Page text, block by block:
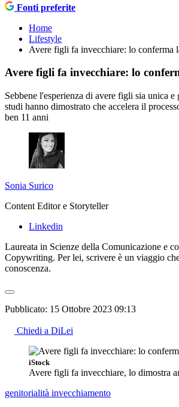
Fonti preferite
Home
Lifestyle
Avere figli fa invecchiare: lo conferma
Avere figli fa invecchiare: lo
Sebbene l'esperienza di avere figli sia unica e
studi hanno dimostrato che accelera il
ben 11 anni
Sonia Surico
Content Editor e Storyteller
Linkedin
Laureata in Scienze della Comunicazione e
Copywriting. Per lei, scrivere è un viaggio
conoscenza.
Pubblicato: 15 Ottobre 2023 09:13
Chiedi a DiLei
iStock
Avere figli fa invecchiare, lo dimostra
genitorialità invecchiamento